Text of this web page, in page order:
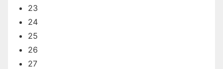
23
24
25
26
27